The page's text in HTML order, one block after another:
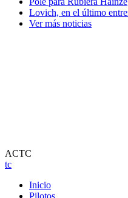
Lovich, en el último
Ver más noticias
ACTC
tc
Inicio
Pilotos